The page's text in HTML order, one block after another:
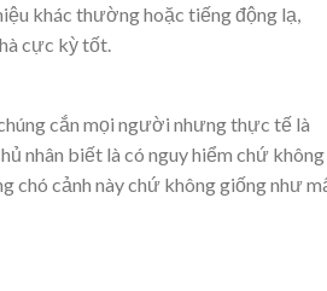
khác thường hoặc tiếng động lạ,
cực kỳ tốt.
cắn mọi người nhưng thực tế là
nhân biết là có nguy hiểm chứ không
chó cảnh này chứ không giống như